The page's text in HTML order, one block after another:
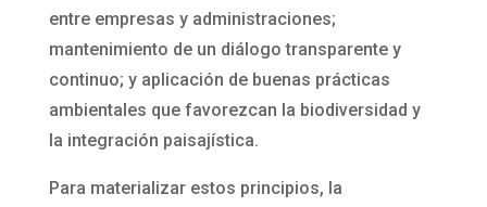
entre empresas y administraciones;
mantenimiento de un diálogo transparente y
continuo; y aplicación de buenas prácticas
ambientales que favorezcan la biodiversidad y
la integración paisajística.
Para materializar estos principios, la